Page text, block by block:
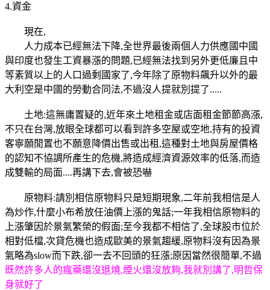
4.資金
現在,
人力成本已經無法下降,全世界最後兩個人力供應國中國
與印度也發生工資暴漲的問題,已經無法找到另外更低廉且中
等素質以上的人口過剩國家了,今年除了原物料飆升以外的最
大利空是中國的勞動合同法,不過沒人提就別提了.....
土地:這無庸置疑的,近年來土地租金或店面租金節節高漲,
不只在台灣,放眼全球都可以看到許多空屋或空地,持有的投資
客寧願閒置也不願意降價出售或出租,這種對土地與房屋價格
的認知不協調所產生的危機,將造成經濟資源效率的低落,而造
成雙輸的局面....再講下去,會被恐嚇
原物料:請別相信原物料只是短期現象,二年前我相信是人
為炒作,什麼小布希放任油價上漲的鬼話;一年我相信原物料的
上漲肇因於景氣繁榮的假面;至今我都不相信了,全球股市位於
相對低檔,次貸危機也造成歐美的景氣趨緩,原物料沒有因為景
氣略為slow而下跌,卻一去不回頭的狂漲;原因當然很簡單,不過
既然許多人的瘋藥還沒退燒,煙火還沒放夠,我就別講了,明哲保
身就好了